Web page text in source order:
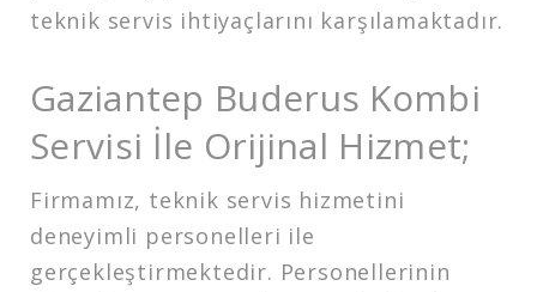
teknik servis ihtiyaçlarını karşılamaktadır.
Gaziantep Buderus Kombi
Servisi İle Orijinal Hizmet;
Firmamız, teknik servis hizmetini
deneyimli personelleri ile
gerçekleştirmektedir. Personellerinin